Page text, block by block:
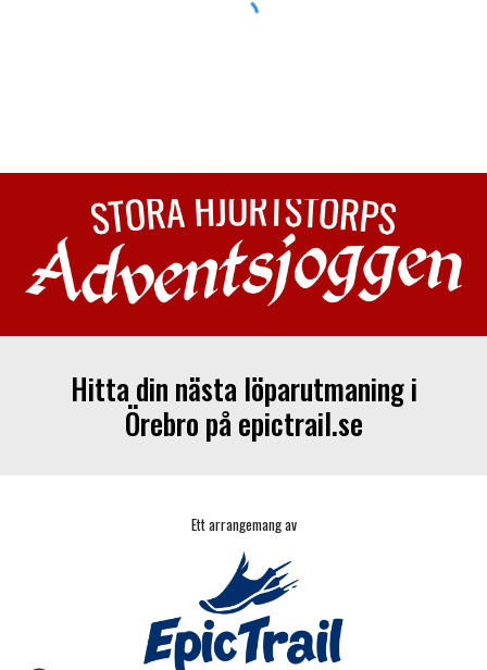
Hitta din nästa löparutmaning i
Örebro på epictrail.se
Ett arrangemang av